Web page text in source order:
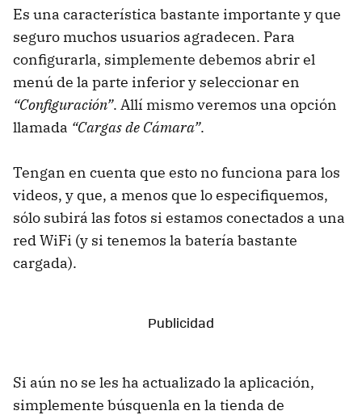
Es una característica bastante importante y que
seguro muchos usuarios agradecen. Para
configurarla, simplemente debemos abrir el
menú de la parte inferior y seleccionar en
“Configuración”. Allí mismo veremos una opción
llamada “Cargas de Cámara”.
Tengan en cuenta que esto no funciona para los
videos, y que, a menos que lo especifiquemos,
sólo subirá las fotos si estamos conectados a una
red WiFi (y si tenemos la batería bastante
cargada).
Si aún no se les ha actualizado la aplicación,
simplemente búsquenla en la tienda de